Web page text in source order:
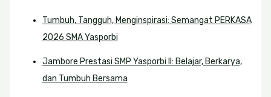
Tumbuh, Tangguh, Menginspirasi: Semangat PERKASA
2026 SMA Yasporbi
Jambore Prestasi SMP Yasporbi II: Belajar, Berkarya,
dan Tumbuh Bersama